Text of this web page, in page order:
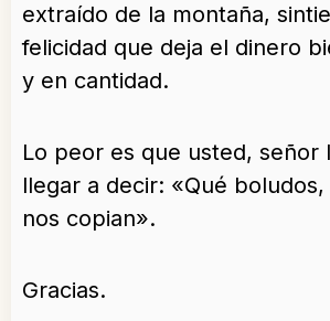
extraído de la montaña,
felicidad que deja el dinero
y en cantidad.
Lo peor es que usted, señor
llegar a decir: «Qué
nos copian».
Gracias.